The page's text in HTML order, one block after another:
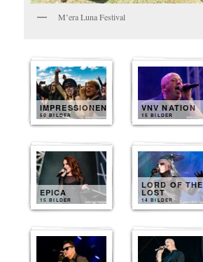
M’era Luna Festival
IMPRESSIONEN
50 BILDER
VNV NATION
15 BILDER
EPICA
15 BILDER
LORD OF THE
LOST
14 BILDER